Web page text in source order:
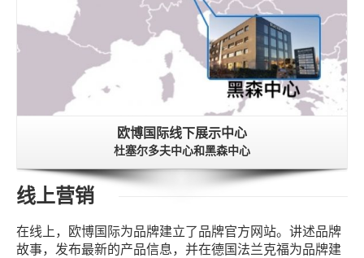
欧博国际线下展示中心
杜塞尔多夫中心和黑森中心
线上营销
在线上，欧博国际为品牌建立了品牌官方网站。讲述品牌
故事，发布最新的产品信息，并在德国法兰克福为品牌建